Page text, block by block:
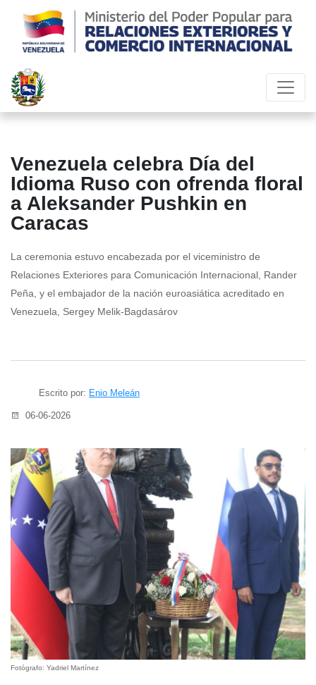
Venezuela celebra Día del
Idioma Ruso con ofrenda floral
a Aleksander Pushkin en
Caracas
La ceremonia estuvo encabezada por el viceministro de
Relaciones Exteriores para Comunicación Internacional, Rander
Peña, y el embajador de la nación euroasiática acreditado en
Venezuela, Sergey Melik-Bagdasárov
Escrito por: Enio Meleán
06-06-2026
Fotógrafo: Yadriel Martínez